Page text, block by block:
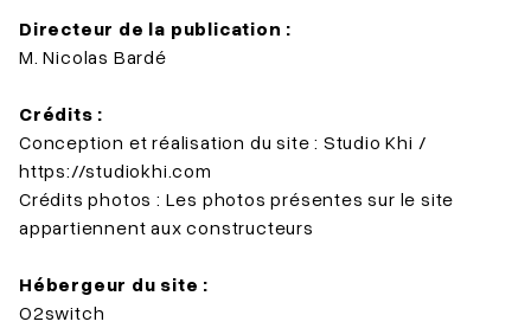
Directeur de la publication :
M. Nicolas Bardé
Crédits :
Conception et réalisation du site : Studio Khi /
https://studiokhi.com
Crédits photos : Les photos présentes sur le site
appartiennent aux constructeurs
Hébergeur du site :
O2switch